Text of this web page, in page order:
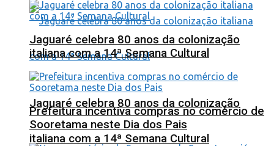
Jaguaré celebra 80 anos da colonização
italiana com a 14ª Semana Cultural
Jaguaré celebra 80 anos da colonização
italiana com a 14ª Semana Cultural
Prefeitura incentiva compras no comércio de
Sooretama neste Dia dos Pais